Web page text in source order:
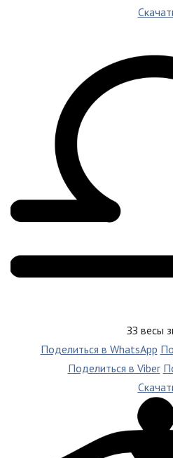
ЗЗ весы
Поделиться в WhatsApp
Поделиться в Viber